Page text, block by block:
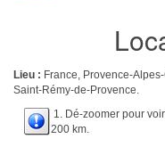
Lieu : France, Provence-
Saint-Rémy-de-Provence.
1. Dé-zoomer pour
200 km.